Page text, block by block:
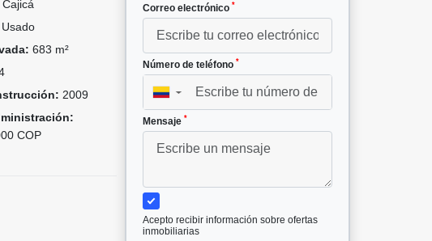
Cajicá
Usado
683 m²
2009
COP
Correo electrónico *
Número de teléfono *
▼
Mensaje *
Acepto recibir información sobre ofertas
inmobiliarias